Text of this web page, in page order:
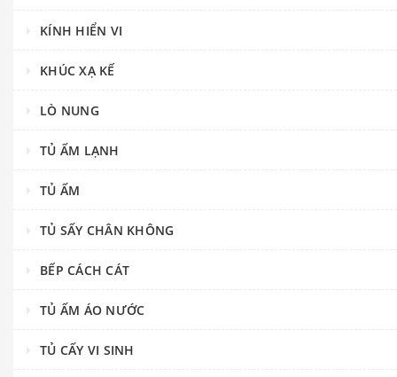
KÍNH HIỂN VI
KHÚC XẠ KẾ
LÒ NUNG
TỦ ẤM LẠNH
TỦ ẤM
TỦ SẤY CHÂN KHÔNG
BẾP CÁCH CÁT
TỦ ẤM ÁO NƯỚC
TỦ CẤY VI SINH